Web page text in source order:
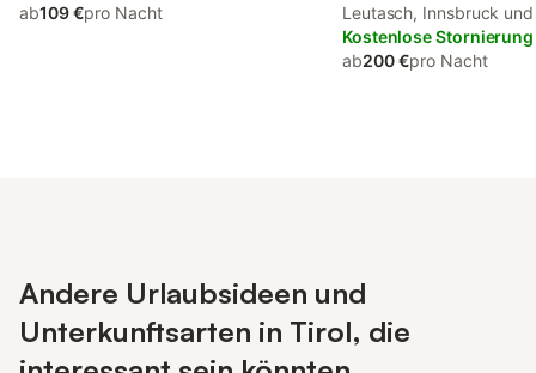
ab109 €pro Nacht
und Ausblick
Leutasch, Innsbruck
Kostenlose Stornierung
ab200 €pro Nacht
Andere Urlaubsideen und
Unterkunftsarten in Tirol, die